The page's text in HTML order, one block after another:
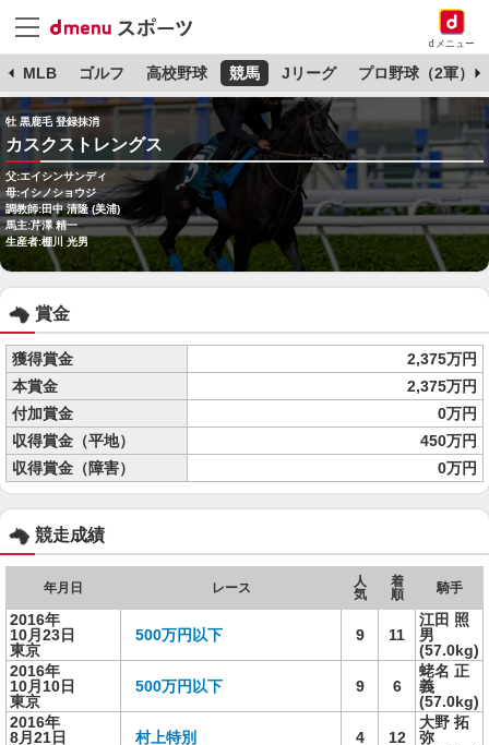
dメニュー
MLB ゴルフ 高校野球 競馬 Jリーグ プロ野球（2軍）
牡 黒鹿毛 登録抹消
カスクストレングス
父:エイシンサンディ
母:イシノショウジ
調教師:田中 清隆 (美浦)
馬主:芹澤 精一
生産者:棚川 光男
賞金
獲得賞金
2,375万円
本賞金
2,375万円
付加賞金
0万円
収得賞金（平地）
450万円
収得賞金（障害）
0万円
競走成績
年月日 レース
人
気
着
順
騎手
2016年
10月23日
東京
500万円以下 9 11
江田 照
男
(57.0kg)
2016年
10月10日
東京
500万円以下 9 6
蛯名 正
義
(57.0kg)
2016年
8月21日
村上特別 4 12
大野 拓
弥